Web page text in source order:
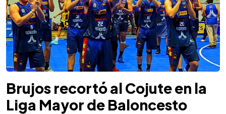
Brujos recortó al Cojute en la
Liga Mayor de Baloncesto